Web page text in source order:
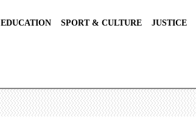
EDUCATION SPORT & CULTURE JUSTICE